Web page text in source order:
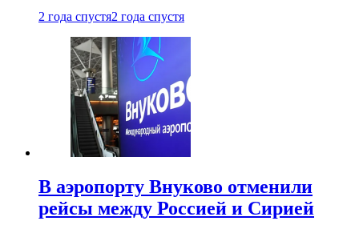
2 года спустя2 года спустя
В аэропорту Внуково отменили
рейсы между Россией и Сирией